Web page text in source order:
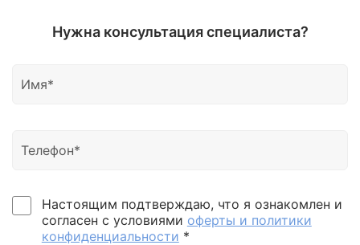
Нужна консультация специалиста?
Настоящим подтверждаю, что я ознакомлен и
согласен с условиями оферты и политики
конфиденциальности *